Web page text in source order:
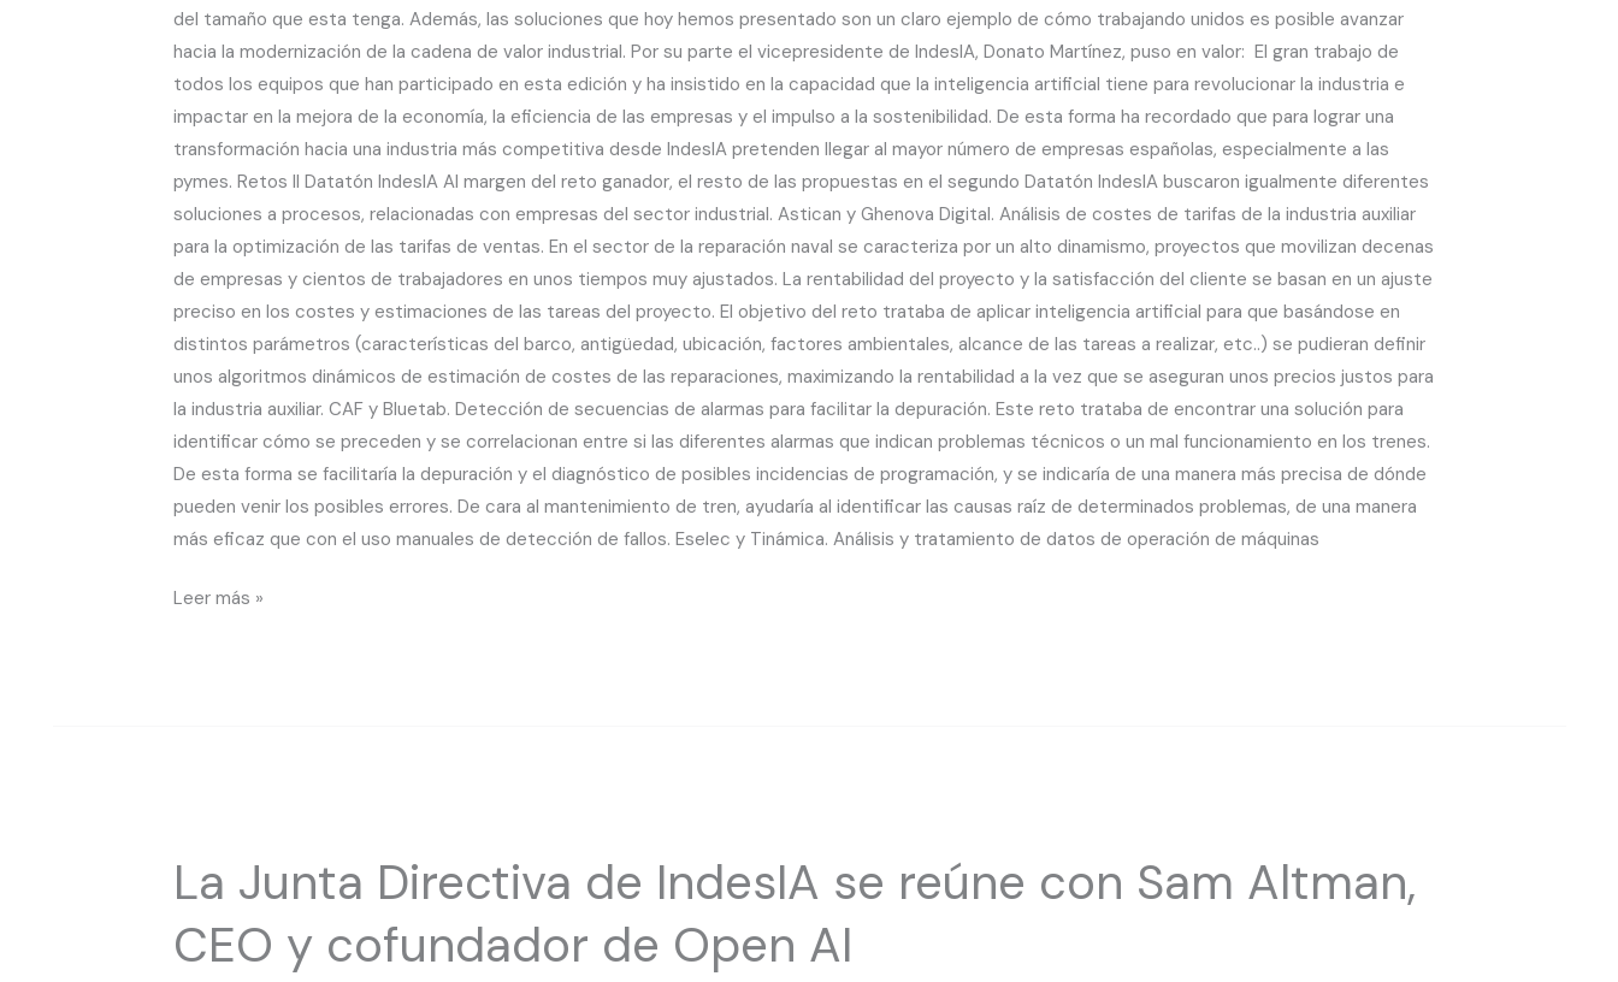
del tamaño que esta tenga. Además, las soluciones que hoy hemos presentado son un claro ejemplo de cómo trabajando unidos es posible avanzar
hacia la modernización de la cadena de valor industrial. Por su parte el vicepresidente de IndesIA, Donato Martínez, puso en valor: El gran trabajo de
todos los equipos que han participado en esta edición y ha insistido en la capacidad que la inteligencia artificial tiene para revolucionar la industria e
impactar en la mejora de la economía, la eficiencia de las empresas y el impulso a la sostenibilidad. De esta forma ha recordado que para lograr una
transformación hacia una industria más competitiva desde IndesIA pretenden llegar al mayor número de empresas españolas, especialmente a las
pymes. Retos II Datatón IndesIA Al margen del reto ganador, el resto de las propuestas en el segundo Datatón IndesIA buscaron igualmente diferentes
soluciones a procesos, relacionadas con empresas del sector industrial. Astican y Ghenova Digital. Análisis de costes de tarifas de la industria auxiliar
para la optimización de las tarifas de ventas. En el sector de la reparación naval se caracteriza por un alto dinamismo, proyectos que movilizan decenas
de empresas y cientos de trabajadores en unos tiempos muy ajustados. La rentabilidad del proyecto y la satisfacción del cliente se basan en un ajuste
preciso en los costes y estimaciones de las tareas del proyecto. El objetivo del reto trataba de aplicar inteligencia artificial para que basándose en
distintos parámetros (características del barco, antigüedad, ubicación, factores ambientales, alcance de las tareas a realizar, etc..) se pudieran definir
unos algoritmos dinámicos de estimación de costes de las reparaciones, maximizando la rentabilidad a la vez que se aseguran unos precios justos para
la industria auxiliar. CAF y Bluetab. Detección de secuencias de alarmas para facilitar la depuración. Este reto trataba de encontrar una solución para
identificar cómo se preceden y se correlacionan entre si las diferentes alarmas que indican problemas técnicos o un mal funcionamiento en los trenes.
De esta forma se facilitaría la depuración y el diagnóstico de posibles incidencias de programación, y se indicaría de una manera más precisa de dónde
pueden venir los posibles errores. De cara al mantenimiento de tren, ayudaría al identificar las causas raíz de determinados problemas, de una manera
más eficaz que con el uso manuales de detección de fallos. Eselec y Tinámica. Análisis y tratamiento de datos de operación de máquinas
Leer más »
La Junta Directiva de IndesIA se reúne con Sam Altman,
CEO y cofundador de Open AI
Junta
Directiva
de
IndesIA